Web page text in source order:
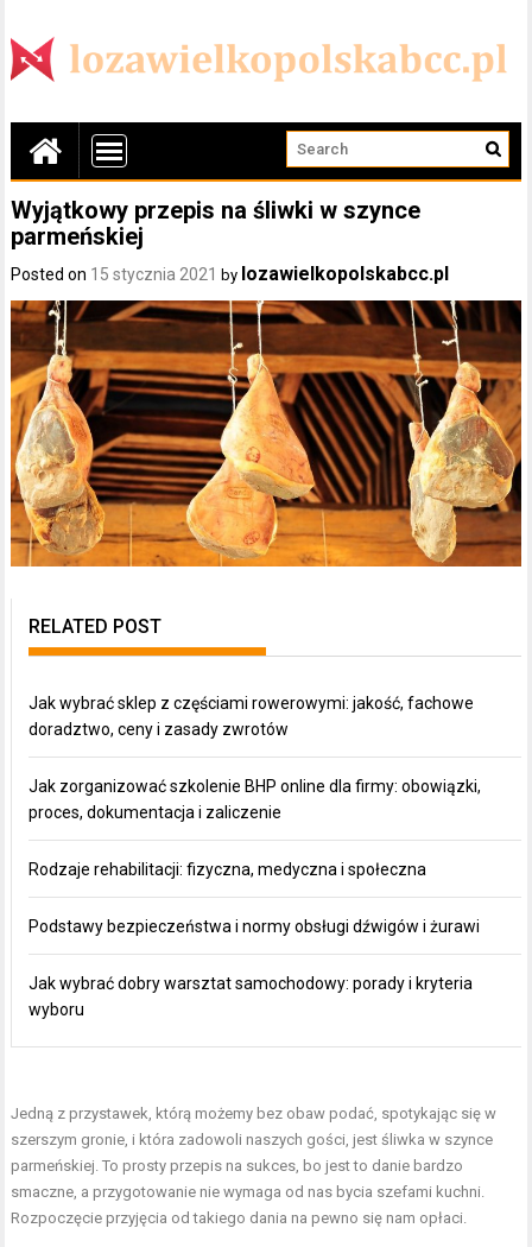
Wyjątkowy przepis na śliwki w szynce
parmeńskiej
Posted on 15 stycznia 2021 by lozawielkopolskabcc.pl
RELATED POST
Jak wybrać sklep z częściami rowerowymi: jakość, fachowe
doradztwo, ceny i zasady zwrotów
Jak zorganizować szkolenie BHP online dla firmy: obowiązki,
proces, dokumentacja i zaliczenie
Rodzaje rehabilitacji: fizyczna, medyczna i społeczna
Podstawy bezpieczeństwa i normy obsługi dźwigów i żurawi
Jak wybrać dobry warsztat samochodowy: porady i kryteria
wyboru
Jedną z przystawek, którą możemy bez obaw podać, spotykając się w
szerszym gronie, i która zadowoli naszych gości, jest śliwka w szynce
parmeńskiej. To prosty przepis na sukces, bo jest to danie bardzo
smaczne, a przygotowanie nie wymaga od nas bycia szefami kuchni.
Rozpoczęcie przyjęcia od takiego dania na pewno się nam opłaci.